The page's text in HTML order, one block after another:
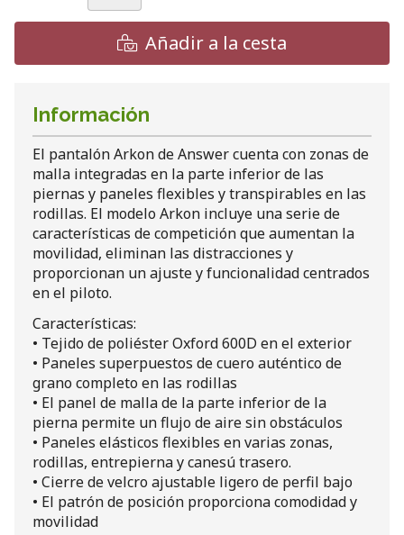
Añadir a la cesta
Información
El pantalón Arkon de Answer cuenta con zonas de
malla integradas en la parte inferior de las
piernas y paneles flexibles y transpirables en las
rodillas. El modelo Arkon incluye una serie de
características de competición que aumentan la
movilidad, eliminan las distracciones y
proporcionan un ajuste y funcionalidad centrados
en el piloto.
Características:
• Tejido de poliéster Oxford 600D en el exterior
• Paneles superpuestos de cuero auténtico de
grano completo en las rodillas
• El panel de malla de la parte inferior de la
pierna permite un flujo de aire sin obstáculos
• Paneles elásticos flexibles en varias zonas,
rodillas, entrepierna y canesú trasero.
• Cierre de velcro ajustable ligero de perfil bajo
• El patrón de posición proporciona comodidad y
movilidad